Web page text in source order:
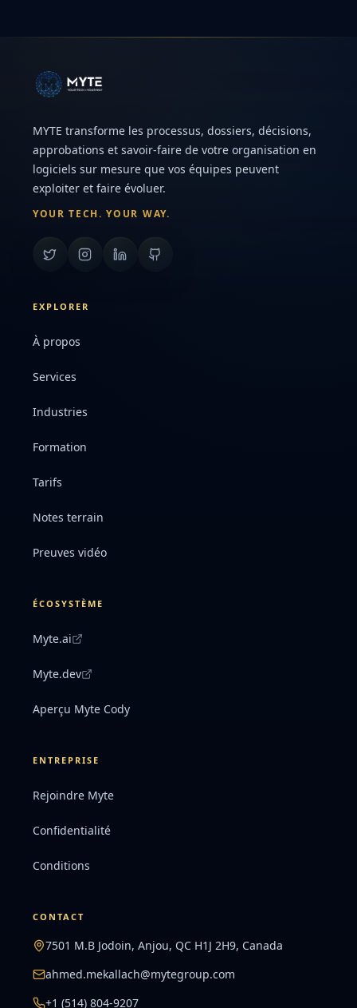
MYTE transforme les processus, dossiers, décisions,
approbations et savoir-faire de votre organisation en
logiciels sur mesure que vos équipes peuvent
exploiter et faire évoluer.
YOUR TECH. YOUR WAY.
EXPLORER
À propos
Services
Industries
Formation
Tarifs
Notes terrain
Preuves vidéo
ÉCOSYSTÈME
Myte.ai
Myte.dev
Aperçu Myte Cody
ENTREPRISE
Rejoindre Myte
Confidentialité
Conditions
CONTACT
7501 M.B Jodoin, Anjou, QC H1J 2H9, Canada
ahmed.mekallach@mytegroup.com
+1 (514) 804-9207